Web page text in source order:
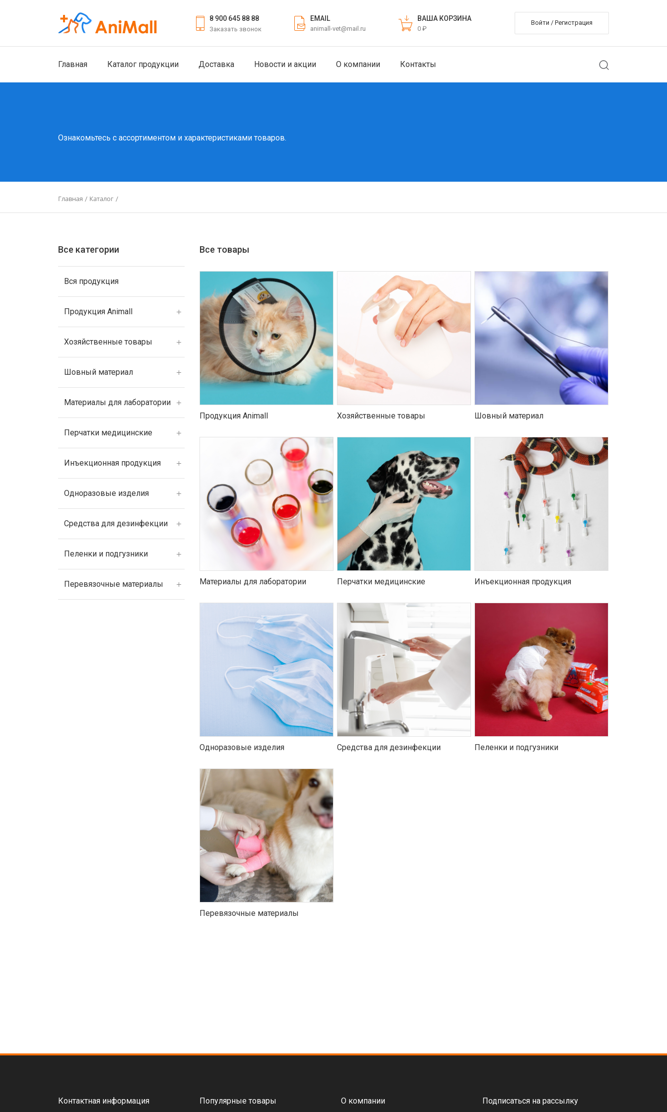
8 900 645 88 88
Заказать звонок
EMAIL
animall-vet@mail.ru
ВАША КОРЗИНА
0 ₽
Войти / Регистрация
Главная Каталог продукции Доставка Новости и акции О компании Контакты
Ознакомьтесь с ассортиментом и характеристиками товаров.
Главная / Каталог /
Все категории
Вся продукция
Продукция Animall
Хозяйственные товары
Шовный материал
Материалы для лаборатории
Перчатки медицинские
Инъекционная продукция
Одноразовые изделия
Средства для дезинфекции
Пеленки и подгузники
Перевязочные материалы
Все товары
Продукция Animall Хозяйственные товары Шовный материал
Материалы для лаборатории Перчатки медицинские Инъекционная продукция
Одноразовые изделия Средства для дезинфекции Пеленки и подгузники
Перевязочные материалы
Контактная информация Популярные товары О компании Подписаться на рассылку